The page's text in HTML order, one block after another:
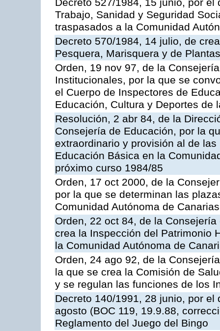
Decreto 527/1984, 15 junio, por
Trabajo, Sanidad y Seguridad
traspasados a la Comunidad
Decreto 570/1984, 14 julio, de
Pesquera, Marisquera y de
Orden, 19 nov 97, de la
Institucionales, por la que se
el Cuerpo de Inspectores de
Educación, Cultura y Deportes de
Resolución, 2 abr 84, de la
Consejería de Educación, por la
extraordinario y provisión al de
Educación Básica en la
próximo curso 1984/85
Orden, 17 oct 2000, de la
por la que se determinan las
Comunidad Autónoma de Canarias
Orden, 22 oct 84, de la
crea la Inspección del Patrimonio
la Comunidad Autónoma de
Orden, 24 ago 92, de la
la que se crea la Comisión de
y se regulan las funciones de los
Decreto 140/1991, 28 junio, por
agosto (BOC 119, 19.9.88,
Reglamento del Juego del Bingo